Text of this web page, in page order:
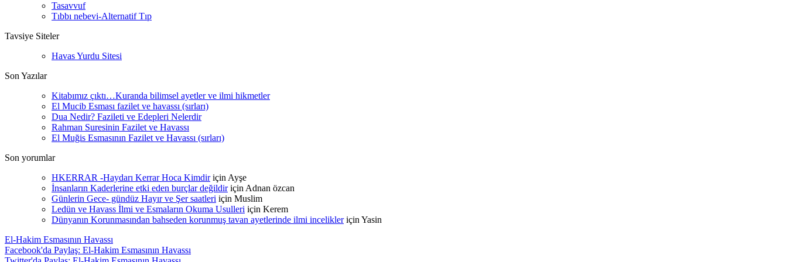
Tasavvuf
Tıbbı nebevi-Alternatif Tıp
Tavsiye Siteler
Havas Yurdu Sitesi
Son Yazılar
Kitabımız çıktı…Kuranda bilimsel ayetler ve ilmi hikmetler
El Mucib Esması fazilet ve havassı (sırları)
Dua Nedir? Fazileti ve Edepleri Nelerdir
Rahman Suresinin Fazilet ve Havassı
El Muğis Esmasının Fazilet ve Havassı (sırları)
Son yorumlar
HKERRAR -Haydarı Kerrar Hoca Kimdiriçin Ayşe
İnsanların Kaderlerine etki eden burçlar değildiriçin Adnan özcan
Günlerin Gece- gündüz Hayır ve Şer saatleri için Muslim
Ledün ve Havass İlmi ve Esmaların Okuma Usulleri için Kerem
Dünyanın Korunmasından bahseden korunmuş tavan ayetlerinde ilmi incelikleriçin Yasin
El-Hakim Esmasının Havassı
Facebook'da Paylaş: El-Hakim Esmasının Havassı